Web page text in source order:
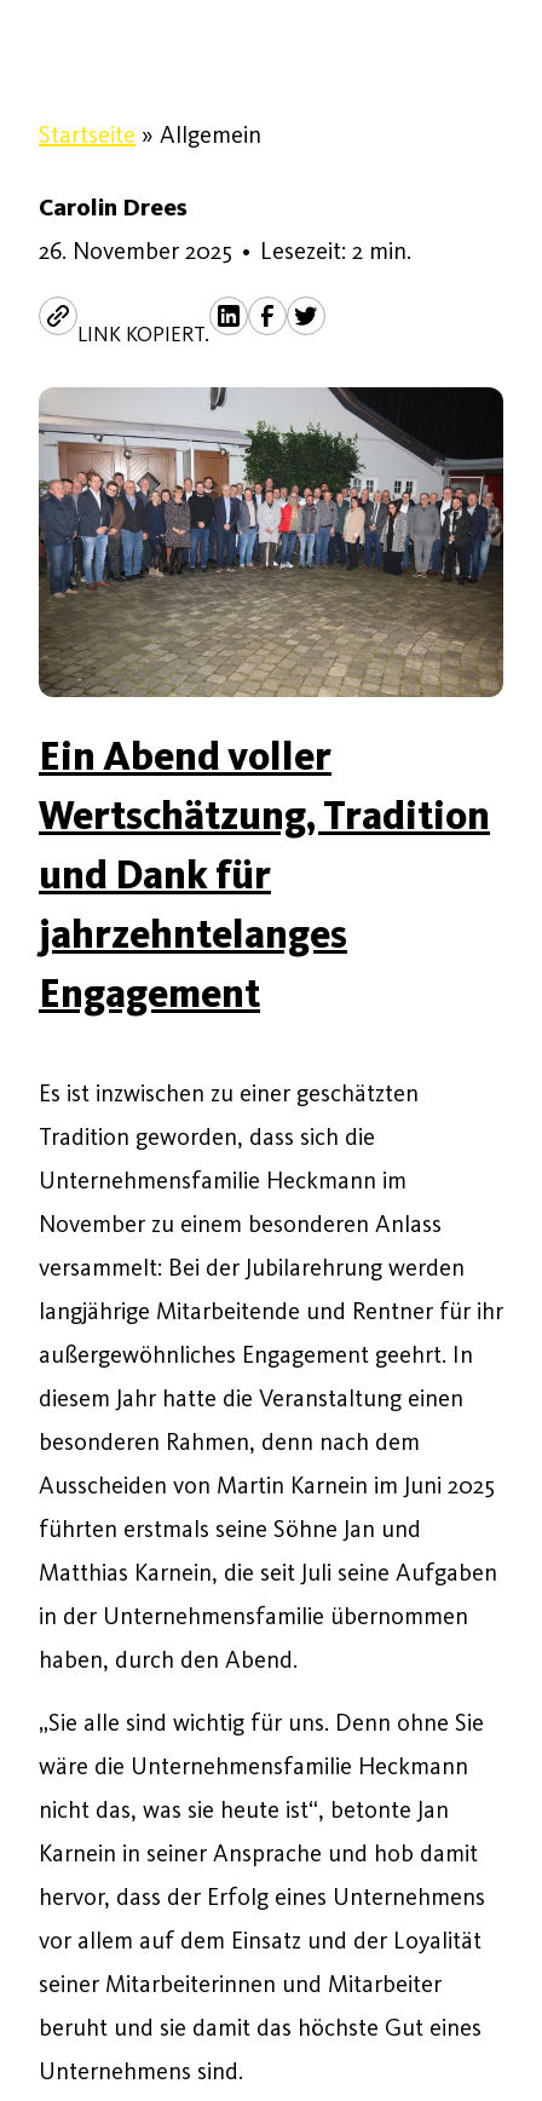
Startseite » Allgemein
Carolin Drees
26. November 2025 26. November 2025
• Lesezeit: 2 min.
LINK KOPIERT.
Ein Abend voller
Wertschätzung, Tradition
und Dank für
jahrzehntelanges
Engagement
Es ist inzwischen zu einer geschätzten
Tradition geworden, dass sich die
Unternehmensfamilie Heckmann im
November zu einem besonderen Anlass
versammelt: Bei der Jubilarehrung werden
langjährige Mitarbeitende und Rentner für ihr
außergewöhnliches Engagement geehrt. In
diesem Jahr hatte die Veranstaltung einen
besonderen Rahmen, denn nach dem
Ausscheiden von Martin Karnein im Juni 2025
führten erstmals seine Söhne Jan und
Matthias Karnein, die seit Juli seine Aufgaben
in der Unternehmensfamilie übernommen
haben, durch den Abend.
„Sie alle sind wichtig für uns. Denn ohne Sie
wäre die Unternehmensfamilie Heckmann
nicht das, was sie heute ist“, betonte Jan
Karnein in seiner Ansprache und hob damit
hervor, dass der Erfolg eines Unternehmens
vor allem auf dem Einsatz und der Loyalität
seiner Mitarbeiterinnen und Mitarbeiter
beruht und sie damit das höchste Gut eines
Unternehmens sind.